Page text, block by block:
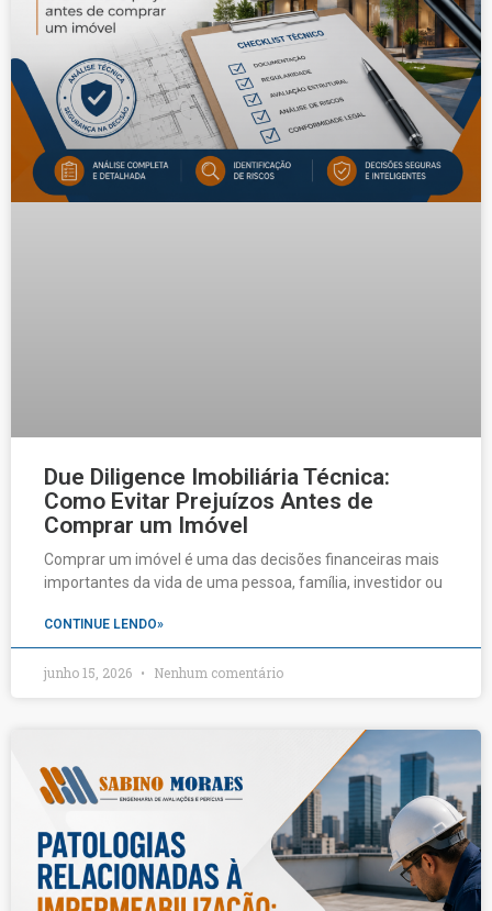
Due Diligence Imobiliária Técnica:
Como Evitar Prejuízos Antes de
Comprar um Imóvel
Comprar um imóvel é uma das decisões financeiras mais
importantes da vida de uma pessoa, família, investidor ou
CONTINUE LENDO»
junho 15, 2026 Nenhum comentário